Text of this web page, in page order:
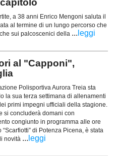
a 38 anni Enrico Mengoni saluta il
al termine di un lungo percorso che
sui palcoscenici della ... leggi
al "Capponi",
Polisportiva Aurora Treia sta
la sua terza settimana di allenamenti
primi impegni ufficiali della stagione.
si concluderà domani con
congiunto in programma alle ore
“Scarfiotti” di Potenza Picena, è stata
novità ... leggi